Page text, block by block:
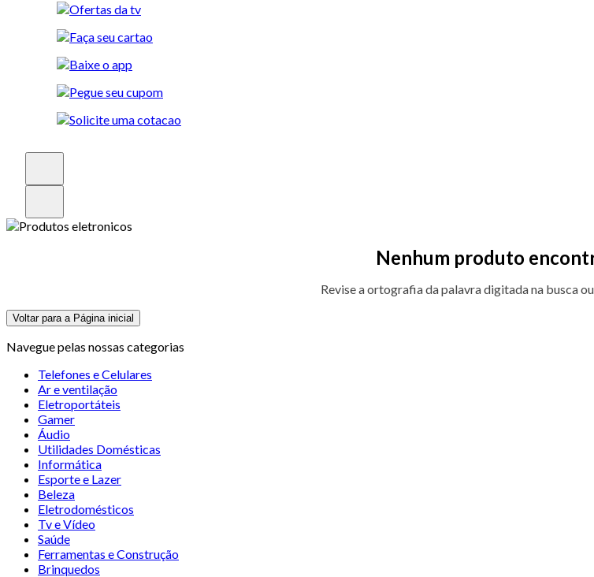
Nenhum produto
Revise a ortografia da palavra digitada na busca
Voltar para a Página inicial
Navegue pelas nossas categorias
Telefones e Celulares
Ar e ventilação
Eletroportáteis
Gamer
Áudio
Utilidades Domésticas
Informática
Esporte e Lazer
Beleza
Eletrodomésticos
Tv e Vídeo
Saúde
Ferramentas e Construção
Brinquedos